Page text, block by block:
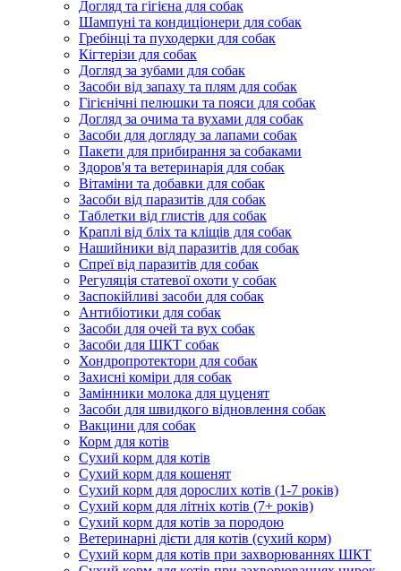
Догляд та гігієна для собак
Шампуні та кондиціонери для собак
Гребінці та пуходерки для собак
Кігтерізи для собак
Догляд за зубами для собак
Засоби від запаху та плям для собак
Гігієнічні пелюшки та пояси для собак
Догляд за очима та вухами для собак
Засоби для догляду за лапами собак
Пакети для прибирання за собаками
Здоров'я та ветеринарія для собак
Вітаміни та добавки для собак
Засоби від паразитів для собак
Таблетки від глистів для собак
Краплі від бліх та кліщів для собак
Нашийники від паразитів для собак
Спреї від паразитів для собак
Регуляція статевої охоти у собак
Заспокійливі засоби для собак
Антибіотики для собак
Засоби для очей та вух собак
Засоби для ШКТ собак
Хондропротектори для собак
Захисні коміри для собак
Замінники молока для цуценят
Засоби для швидкого відновлення собак
Вакцини для собак
Корм для котів
Сухий корм для котів
Сухий корм для кошенят
Сухий корм для дорослих котів (1-7 років)
Сухий корм для літніх котів (7+ років)
Сухий корм для котів за породою
Ветеринарні дієти для котів (сухий корм)
Сухий корм для котів при захворюваннях ШКТ